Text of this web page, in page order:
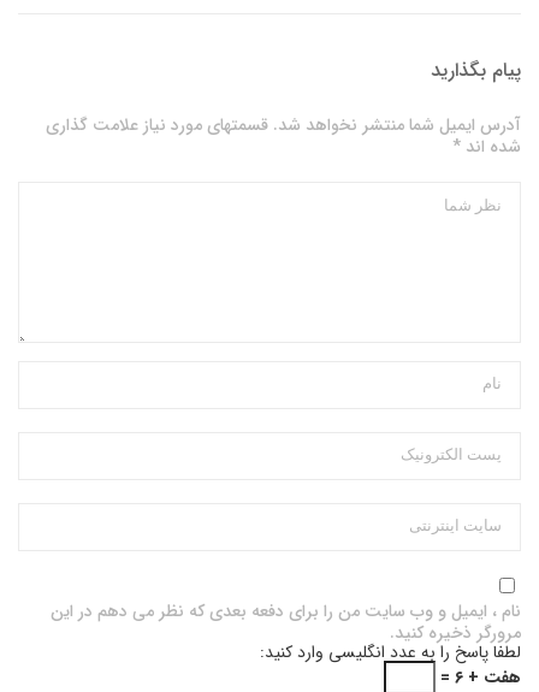
پیام بگذارید
آدرس ایمیل شما منتشر نخواهد شد. قسمتهای مورد نیاز علامت گذاری
شده اند *
نام ، ایمیل و وب سایت من را برای دفعه بعدی که نظر می دهم در این
مرورگر ذخیره کنید.
لطفا پاسخ را به عدد انگلیسی وارد کنید:
هفت + ۶ =